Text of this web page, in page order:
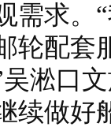
需求。
轮配套
淞口
续做好